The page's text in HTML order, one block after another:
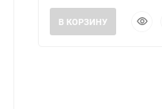
В КОРЗИНУ